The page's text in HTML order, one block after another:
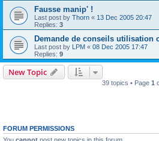
Fausse manip' !
Last post by Thorn « 13 Dec 2005 20:47
Replies: 3
Demande de conseils utilisation
Last post by LPM « 08 Dec 2005 17:47
Replies: 9
New Topic
39 topics • Page 1
FORUM PERMISSIONS